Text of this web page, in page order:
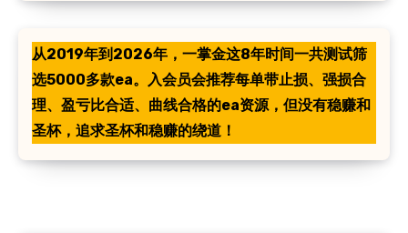
从2019年到2026年，一掌金这8年时间一共测试筛
选5000多款ea。入会员会推荐每单带止损、强损合
理、盈亏比合适、曲线合格的ea资源，但没有稳赚和
圣杯，追求圣杯和稳赚的绕道！